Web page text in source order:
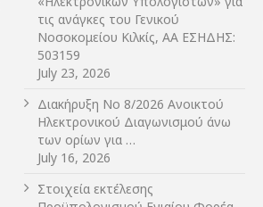
τις ανάγκες του Γενικού
Νοσοκομείου Κιλκίς, ΑΑ ΕΣΗΔΗΣ:
503159
July 23, 2026
Διακήρυξη Νο 8/2026 Ανοικτού
Ηλεκτρονικού Διαγωνισμού άνω
των ορίων για …
July 16, 2026
Στοιχεία εκτέλεσης